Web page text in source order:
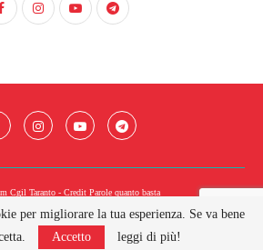
Cgil Taranto - Credit Parole quanto basta
BACK TO TOP
per migliorare la tua esperienza. Se va bene
Accetto leggi di più!